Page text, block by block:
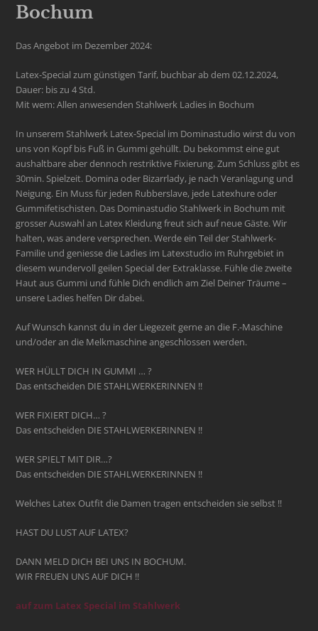
Bochum
Das Angebot im Dezember 2024:
Latex-Special zum günstigen Tarif, buchbar ab dem 02.12.2024,
Dauer: bis zu 4 Std.
Mit wem: Allen anwesenden Stahlwerk Ladies in Bochum
In unserem Stahlwerk Latex-Special im Dominastudio wirst du von
uns von Kopf bis Fuß in Gummi gehüllt. Du bekommst eine gut
aushaltbare aber dennoch restriktive Fixierung. Zum Schluss gibt es
30min. Spielzeit. Domina oder Bizarrlady, je nach Veranlagung und
Neigung. Ein Muss für jeden Rubberslave, jede Latexhure oder
Gummifetischisten. Das Dominastudio Stahlwerk in Bochum mit
grosser Auswahl an Latex Kleidung freut sich auf neue Gäste. Wir
halten, was andere versprechen. Werde ein Teil der Stahlwerk-
Familie und geniesse die Ladies im Latexstudio im Ruhrgebiet in
diesem wundervoll geilen Special der Extraklasse. Fühle die zweite
Haut aus Gummi und fühle Dich endlich am Ziel Deiner Träume –
unsere Ladies helfen Dir dabei.
Auf Wunsch kannst du in der Liegezeit gerne an die F.-Maschine
und/oder an die Melkmaschine angeschlossen werden.
WER HÜLLT DICH IN GUMMI … ?
Das entscheiden DIE STAHLWERKERINNEN !!
WER FIXIERT DICH… ?
Das entscheiden DIE STAHLWERKERINNEN !!
WER SPIELT MIT DIR…?
Das entscheiden DIE STAHLWERKERINNEN !!
Welches Latex Outfit die Damen tragen entscheiden sie selbst !!
HAST DU LUST AUF LATEX?
DANN MELD DICH BEI UNS IN BOCHUM.
WIR FREUEN UNS AUF DICH !!
auf zum Latex Special im Stahlwerk